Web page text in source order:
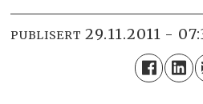
PUBLISERT 29.11.2011 -